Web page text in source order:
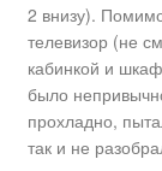
2 внизу).
телевизор (не
кабинкой и
было
прохладно,
так и не